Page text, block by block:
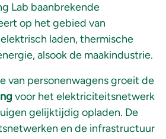
Lab baanbrekende
op het gebied van
laden, thermische
alsook de maakindustrie.
van personenwagens groeit de
voor het elektriciteitsnetwerk
gelijktijdig opladen. De
en de infrastructuur